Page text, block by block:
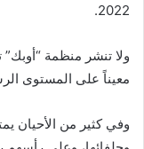
2022.
ولا تنشر منظمة
معيناً على المستوى
وفي كثير من الأحيان